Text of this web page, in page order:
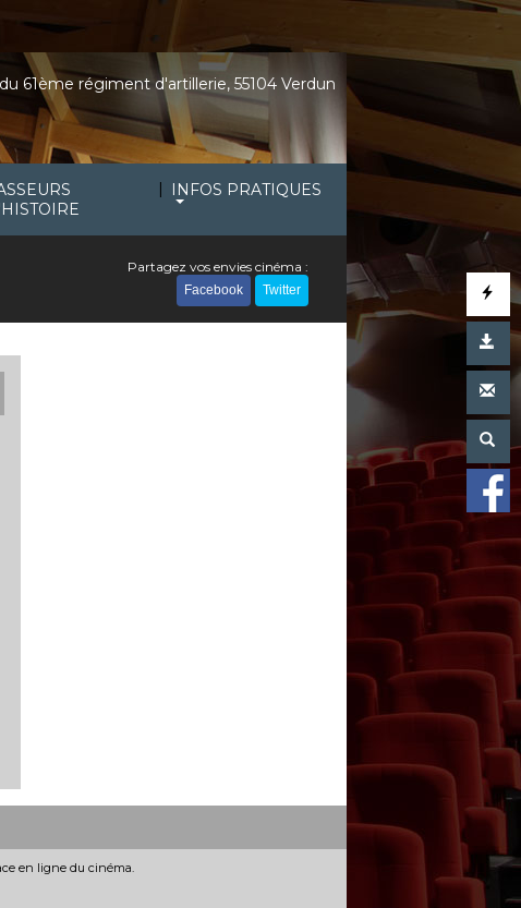
| INFOS PRATIQUES
61ème régiment d'artillerie, 55104 Verdun
Partagez vos envies cinéma :
Facebook Twitter
en ligne du cinéma.